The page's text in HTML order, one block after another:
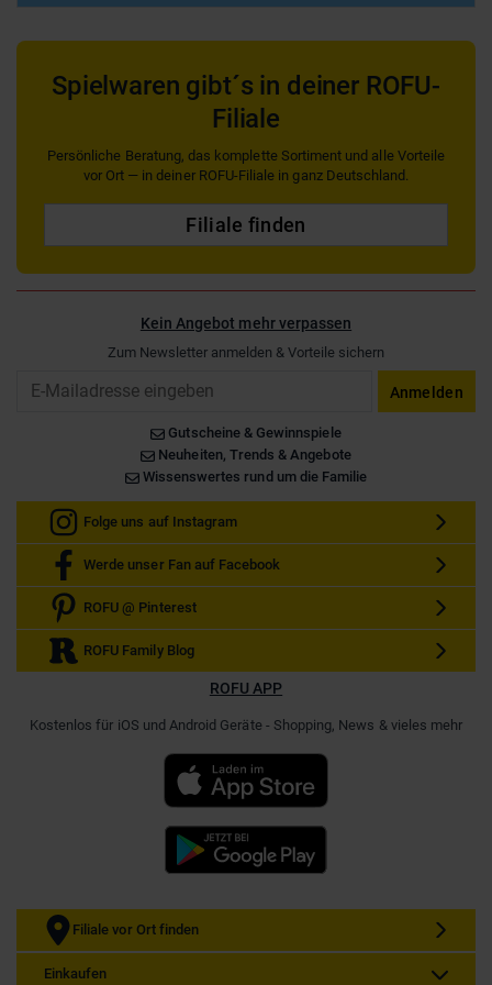
Spielwaren gibt´s in deiner ROFU-
Filiale
Persönliche Beratung, das komplette Sortiment und alle Vorteile
vor Ort — in deiner ROFU-Filiale in ganz Deutschland.
Filiale finden
Kein Angebot mehr verpassen
Zum Newsletter anmelden & Vorteile sichern
Anmelden
Gutscheine & Gewinnspiele
Neuheiten, Trends & Angebote
Wissenswertes rund um die Familie
Folge uns auf Instagram
Werde unser Fan auf Facebook
ROFU @ Pinterest
ROFU Family Blog
ROFU APP
Kostenlos für iOS und Android Geräte - Shopping, News & vieles mehr
Filiale vor Ort finden
Einkaufen